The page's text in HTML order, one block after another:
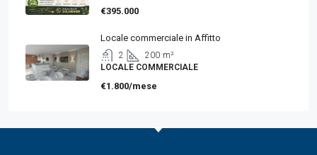
€395.000
Locale commerciale in Affitto
2 200 m²
LOCALE COMMERCIALE
€1.800/mese